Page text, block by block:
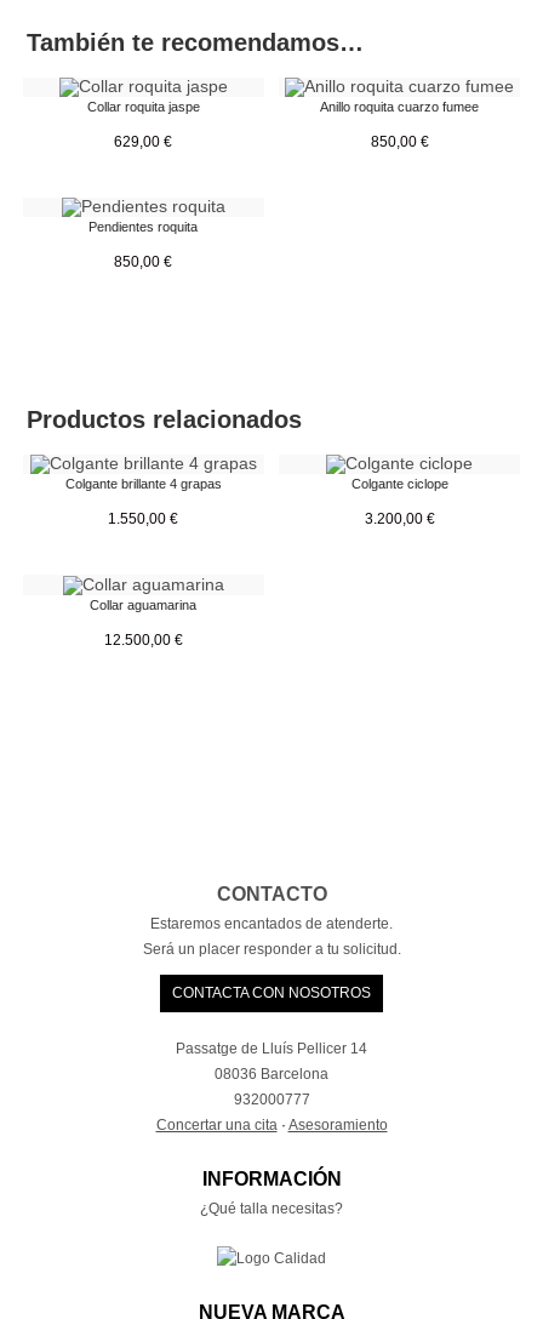
También te recomendamos…
Collar roquita jaspe
629,00€
Anillo roquita cuarzo fumee
850,00 €
Pendientes roquita
850,00€
Productos relacionados
Colgante brillante 4 grapas
1.550,00€
Colgante ciclope
3.200,00 €
Collar aguamarina
12.500,00 €
CONTACTO
Estaremos encantados de atenderte.
Será un placer responder a tu solicitud.
CONTACTA CON NOSOTROS
Passatge de Lluís Pellicer 14
08036 Barcelona
932000777
Concertar una cita · Asesoramiento
INFORMACIÓN
¿Qué talla necesitas?
NUEVA MARCA